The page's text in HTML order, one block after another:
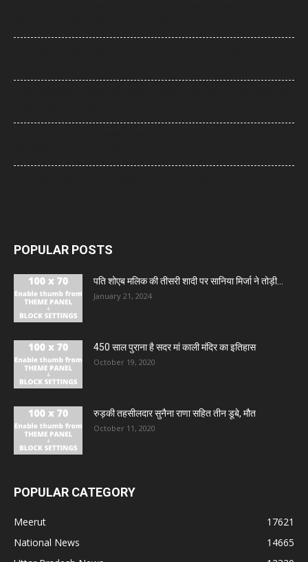
POPULAR POSTS
पति शोएब मलिक की तीसरी शादी पर सानिया मिर्जा ने तोड़ी...
January 21, 2024
450 साल पुराना है सदर मां काली मंदिर का इतिहास
October 19, 2020
रुड़की तहसीलदार सुनैना राणा सहित तीन डूबे, मौत
October 11, 2020
POPULAR CATEGORY
Meerut
17621
National News
14665